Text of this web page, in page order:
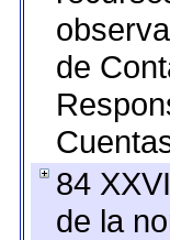
de
84
de la